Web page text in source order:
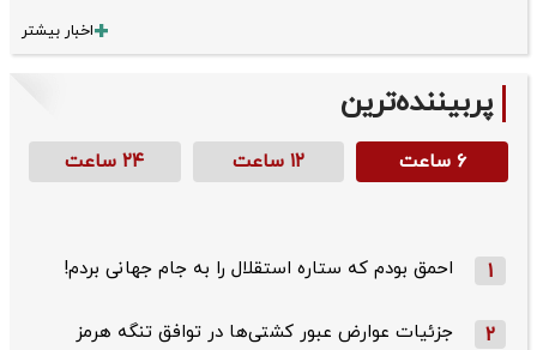
اخبار بیشتر
پربیننده‌ترین
۶ ساعت ۱۲ ساعت ۲۴ ساعت
1 احمق بودم که ستاره استقلال را به جام جهانی بردم!
2 جزئیات عوارض عبور کشتی‌ها در توافق تنگه هرمز